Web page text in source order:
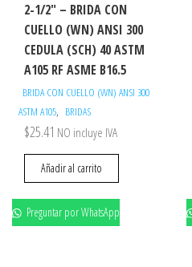
2-1/2″ – BRIDA CON
CUELLO (WN) ANSI 300
CEDULA (SCH) 40 ASTM
A105 RF ASME B16.5
BRIDA CON CUELLO (WN) ANSI 300
ASTM A105, BRIDAS
$25.41 NO incluye IVA
Añadir al carrito
Preguntar por WhatsApp